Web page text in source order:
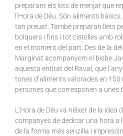
preparant els lots de menjar que
l’Hora de Déu. Són aliments
tan preuat. També preparan llets
bolquers i fins i tot cistelles amb
en el moment del part. Des de la
Marginat acompanyem el bisbe
aquesta entitat del Raval, que
tones d’aliments valorades en
persones que corresponen a unes
L’Hora de Déu va néixer de la idea
companyes de dedicar una hora a
de la forma més senzilla i